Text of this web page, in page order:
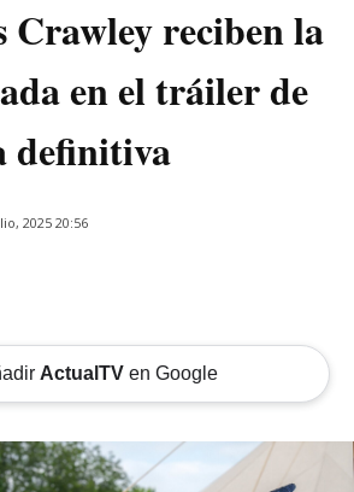
Crawley reciben la
en el tráiler de
definitiva
2025 20:56
ActualTVen Google